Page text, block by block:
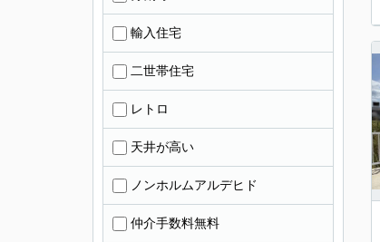
輸入住宅
二世帯住宅
レトロ
天井が高い
ノンホルムアルデヒド
仲介手数料無料